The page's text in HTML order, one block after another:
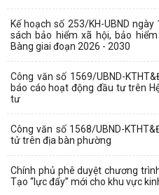
Kế hoạch số 253/KH-UBND
sách bảo hiểm xã hội, bảo
Bàng giai đoạn 2026 - 2030
Công văn số 1569/UBND-
báo cáo hoạt động đầu tư trên
tư
Công văn số 1568/UBND-
tử trên địa bàn phường
Chính phủ phê duyệt chương
Tạo “lực đẩy” mới cho khu vực